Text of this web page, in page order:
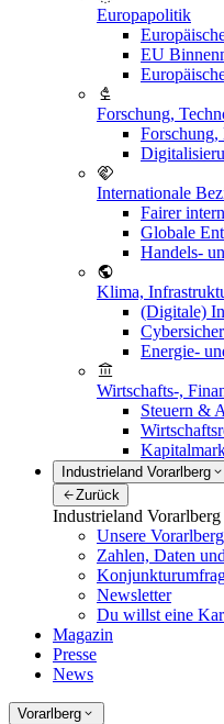
Europapolitik
EU
Forschung,
Internationale
Fairer
Globale
Handels-
Klima,
(Digitale)
Energie-
Wirtschafts-,
Steuern &
Industrieland Vorarlberg
Zurück
Industrieland Vorarlberg
Unsere
Zahlen, Daten
Newsletter
Du willst eine
Magazin
Presse
News
Vorarlberg